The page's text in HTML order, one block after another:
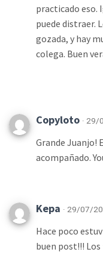
practicado eso.
puede distraer.
gozada, y hay
colega. Buen
Copyloto · 29/
Grande Juanjo!
acompañado.
Kepa · 29/07/
Hace poco
buen post!!!